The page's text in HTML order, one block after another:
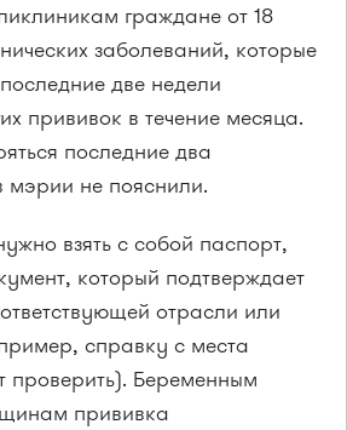
граждане от 18
заболеваний, которые
две недели
прививок в течение месяца.
последние два
мэрии не пояснили.
взять с собой паспорт,
который подтверждает
отрасли или
справку с места
проверить). Беременным
прививка